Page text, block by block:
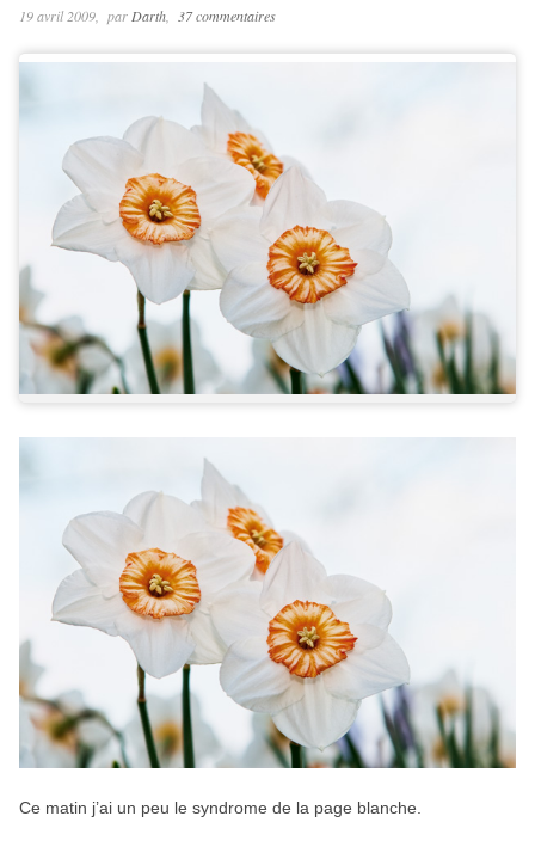
19 avril 2009 par Darth 37 commentaires
Ce matin j’ai un peu le syndrome de la page blanche.